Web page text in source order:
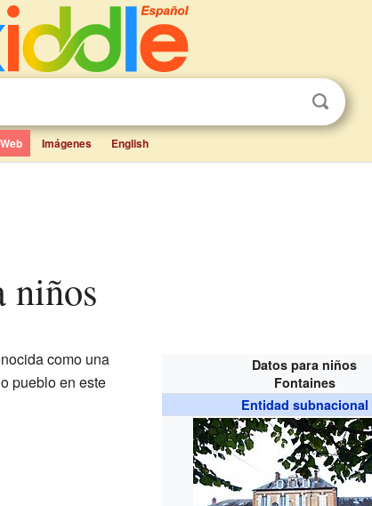
Web Imágenes English
niños
Datos para niños
Fontaines
Entidad subnacional
como una
pueblo en este